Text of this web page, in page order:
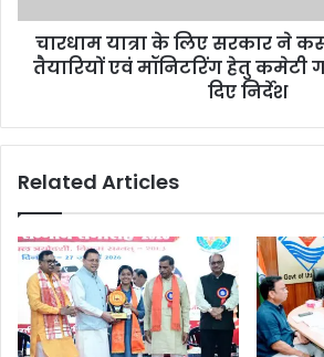
चारधाम यात्रा के लिए सरकार ने
तैयारियों एवं मॉनिटरिंग हेतु कमेटी
दिए निर्देश
Related Articles